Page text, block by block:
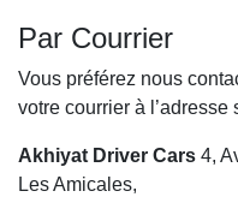
Par Courrier
Vous préférez nous
votre courrier à l’adresse
Akhiyat Driver Cars 4,
Les Amicales,